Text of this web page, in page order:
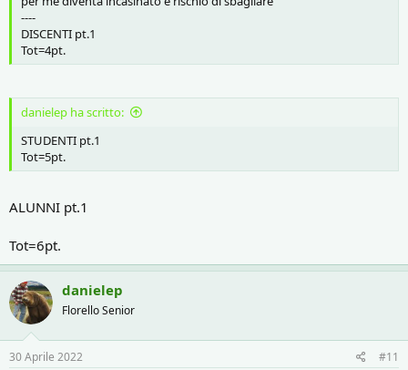
----
DISCENTI pt.1
Tot=4pt.
danielep ha scritto:
STUDENTI pt.1
Tot=5pt.
ALUNNI pt.1
Tot=6pt.
danielep
Florello Senior
30 Aprile 2022 #11